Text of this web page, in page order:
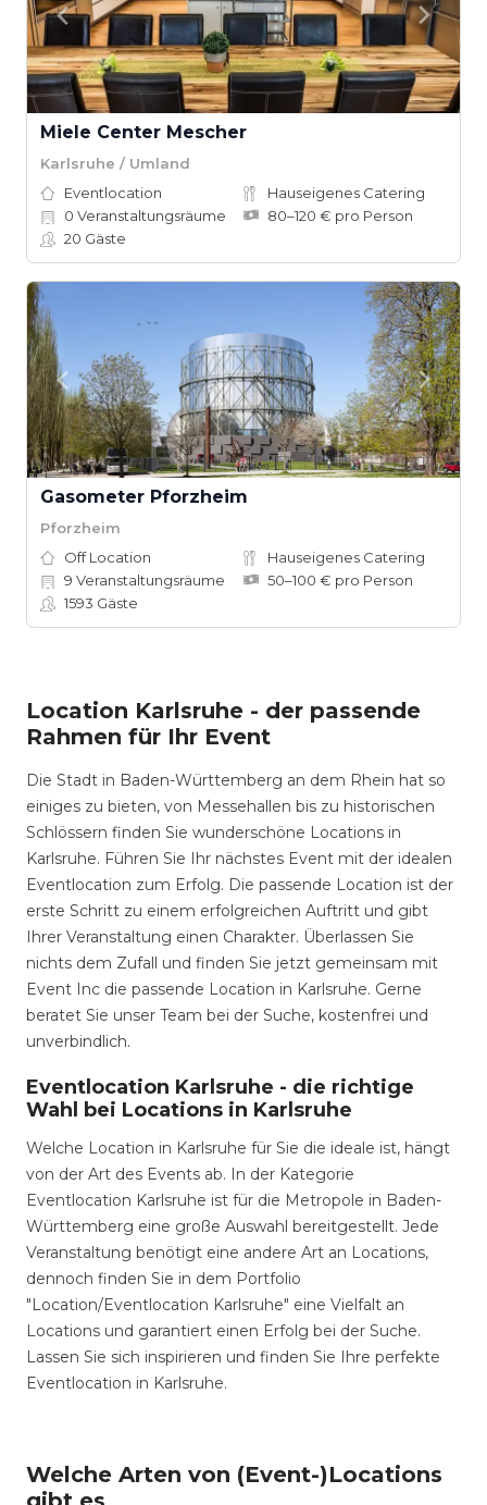
Miele Center Mescher
Karlsruhe / Umland
Eventlocation
Hauseigenes Catering
0 Veranstaltungsräume
80–120 € pro Person
20 Gäste
Gasometer Pforzheim
Pforzheim
Off Location
Hauseigenes Catering
9 Veranstaltungsräume
50–100 € pro Person
1593 Gäste
Location Karlsruhe - der passende
Rahmen für Ihr Event
Die Stadt in Baden-Württemberg an dem Rhein hat so
einiges zu bieten, von Messehallen bis zu historischen
Schlössern finden Sie wunderschöne Locations in
Karlsruhe. Führen Sie Ihr nächstes Event mit der idealen
Eventlocation zum Erfolg. Die passende Location ist der
erste Schritt zu einem erfolgreichen Auftritt und gibt
Ihrer Veranstaltung einen Charakter. Überlassen Sie
nichts dem Zufall und finden Sie jetzt gemeinsam mit
Event Inc die passende Location in Karlsruhe. Gerne
beratet Sie unser Team bei der Suche, kostenfrei und
unverbindlich.
Eventlocation Karlsruhe - die richtige
Wahl bei Locations in Karlsruhe
Welche Location in Karlsruhe für Sie die ideale ist, hängt
von der Art des Events ab. In der Kategorie
Eventlocation Karlsruhe ist für die Metropole in Baden-
Württemberg eine große Auswahl bereitgestellt. Jede
Veranstaltung benötigt eine andere Art an Locations,
dennoch finden Sie in dem Portfolio
"Location/Eventlocation Karlsruhe" eine Vielfalt an
Locations und garantiert einen Erfolg bei der Suche.
Lassen Sie sich inspirieren und finden Sie Ihre perfekte
Eventlocation in Karlsruhe.
Welche Arten von (Event-)Locations